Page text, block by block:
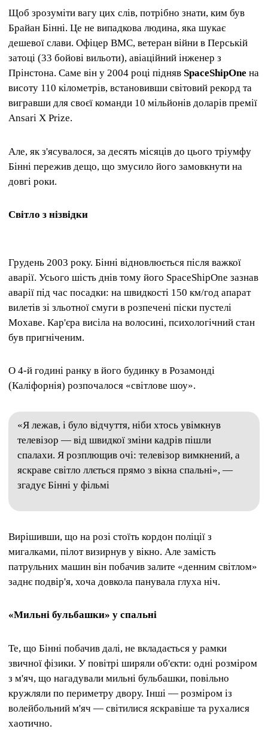
Щоб зрозуміти вагу цих слів, потрібно знати, ким був
Брайан Бінні. Це не випадкова людина, яка шукає
дешевої слави. Офіцер ВМС, ветеран війни в Перській
затоці (33 бойові вильоти), авіаційний інженер з
Прінстона. Саме він у 2004 році підняв SpaceShipOne на
висоту 110 кілометрів, встановивши світовий рекорд та
вигравши для своєї команди 10 мільйонів доларів премії
Ansari X Prize.
Але, як з'ясувалося, за десять місяців до цього тріумфу
Бінні пережив дещо, що змусило його замовкнути на
довгі роки.
Світло з нізвідки
Грудень 2003 року. Бінні відновлюється після важкої
аварії. Усього шість днів тому його SpaceShipOne зазнав
аварії під час посадки: на швидкості 150 км/год апарат
вилетів зі зльотної смуги в розпечені піски пустелі
Мохаве. Кар'єра висіла на волосині, психологічний стан
був пригніченим.
О 4-й годині ранку в його будинку в Розамонді
(Каліфорнія) розпочалося «світлове шоу».
«Я лежав, і було відчуття, ніби хтось увімкнув
телевізор — від швидкої зміни кадрів пішли
спалахи. Я розплющив очі: телевізор вимкнений, а
яскраве світло ллється прямо з вікна спальні», —
згадує Бінні у фільмі
Вирішивши, що на розі стоїть кордон поліції з
мигалками, пілот визирнув у вікно. Але замість
патрульних машин він побачив залите «денним світлом»
заднє подвір'я, хоча довкола панувала глуха ніч.
«Мильні бульбашки» у спальні
Те, що Бінні побачив далі, не вкладається у рамки
звичної фізики. У повітрі ширяли об'єкти: одні розміром
з м'яч, що нагадували мильні бульбашки, повільно
кружляли по периметру двору. Інші — розміром із
волейбольний м'яч — світилися яскравіше та рухалися
хаотично.